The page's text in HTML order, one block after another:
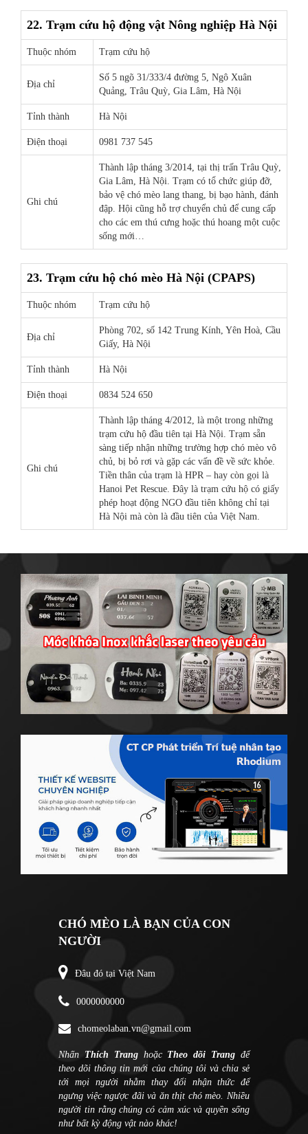
22. Trạm cứu hộ động vật Nông nghiệp Hà Nội
Thuộc nhóm Trạm cứu hộ
Địa chỉ
Số 5 ngõ 31/333/4 đường 5, Ngô Xuân
Quảng, Trâu Quỳ, Gia Lâm, Hà Nội
Tỉnh thành Hà Nội
Điện thoại 0981 737 545
Ghi chú
Thành lập tháng 3/2014, tại thị trấn Trâu Quỳ,
Gia Lâm, Hà Nội. Trạm có tổ chức giúp đỡ,
bảo vệ chó mèo lang thang, bị bạo hành, đánh
đập. Hội cũng hỗ trợ chuyển chủ để cung cấp
cho các em thú cưng hoặc thú hoang một cuộc
sống mới…
23. Trạm cứu hộ chó mèo Hà Nội (CPAPS)
Thuộc nhóm Trạm cứu hộ
Địa chỉ
Phòng 702, số 142 Trung Kính, Yên Hoà, Cầu
Giấy, Hà Nội
Tỉnh thành Hà Nội
Điện thoại 0834 524 650
Ghi chú
Thành lập tháng 4/2012, là một trong những
trạm cứu hộ đầu tiên tại Hà Nội. Trạm sẵn
sàng tiếp nhận những trường hợp chó mèo vô
chủ, bị bỏ rơi và gặp các vấn đề về sức khỏe.
Tiền thân của trạm là HPR – hay còn gọi là
Hanoi Pet Rescue. Đây là trạm cứu hộ có giấy
phép hoạt động NGO đầu tiên không chỉ tại
Hà Nội mà còn là đầu tiên của Việt Nam.
CHÓ MÈO LÀ BẠN CỦA CON
NGƯỜI
Đâu đó tại Việt Nam
0000000000
chomeolaban.vn@gmail.com
Nhấn Thích Tranghoặc Theo dõi Trang để
theo dõi thông tin mới của chúng tôi và chia sẻ
tới mọi người nhằm thay đổi nhận thức để
ngưng việc ngược đãi và ăn thịt chó mèo. Nhiều
người tin rằng chúng có cảm xúc và quyền sống
như bất kỳ động vật nào khác!